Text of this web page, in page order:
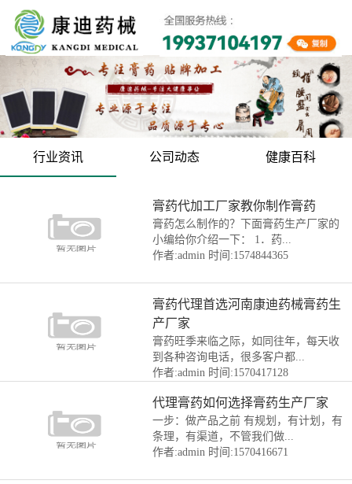
行业资讯 公司动态 健康百科
膏药代加工厂家教你制作膏药
膏药怎么制作的？下面膏药生产厂家的
小编给你介绍一下： 1．药...
作者:admin 时间:1574844365
膏药代理首选河南康迪药械膏药生
产厂家
膏药旺季来临之际，如同往年，每天收
到各种咨询电话，很多客户都...
作者:admin 时间:1570417128
代理膏药如何选择膏药生产厂家
一步：做产品之前 有规划，有计划，有
条理，有渠道，不管我们做...
作者:admin 时间:1570416671